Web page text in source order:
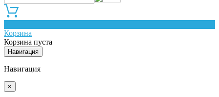
Корзина
Корзина пуста
Навигация
Навигация
×